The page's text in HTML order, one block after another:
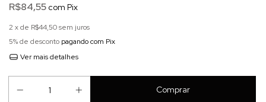
R$84,55 com Pix
2 x de R$44,50sem juros
5% de desconto pagando com Pix
Ver mais detalhes